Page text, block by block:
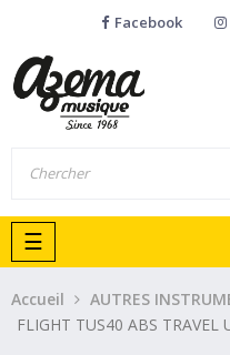
Facebook
Basculer
la
navigation
☰
Accueil AUTRES
FLIGHT TUS40 ABS TRAVEL